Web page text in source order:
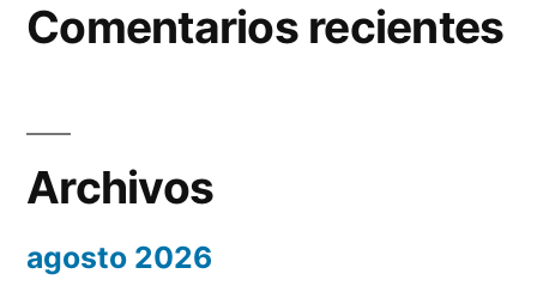
Comentarios recientes
Archivos
agosto 2026